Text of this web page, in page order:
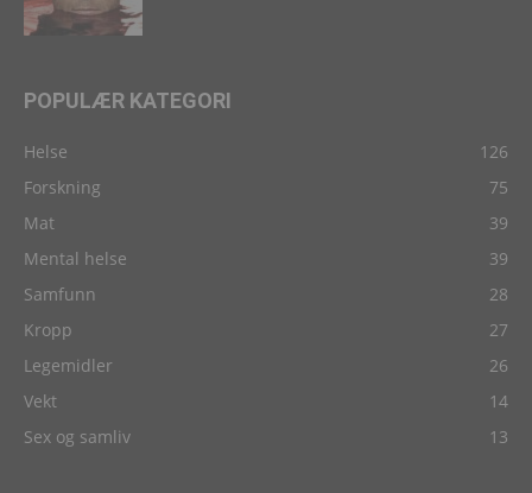
POPULÆR KATEGORI
Helse
126
Forskning
75
Mat
39
Mental helse
39
Samfunn
28
Kropp
27
Legemidler
26
Vekt
14
Sex og samliv
13